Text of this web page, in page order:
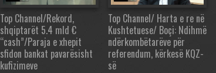
Top Channel/Rekord,
shqiptarët 5.4 mld €
“cash”/Paraja e xhepit
sfidon bankat pavarësisht
kufizimeve
Top Channel/ Harta e re në
Kushtetuese/ Boçi: Ndihmë
ndërkombëtarëve për
referendum, kërkesë KQZ-
së